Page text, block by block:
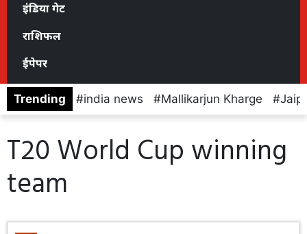
इंडिया गेट
राशिफल
ईपेपर
Trending india news Mallikarjun Kharge
T20 World Cup winning
team